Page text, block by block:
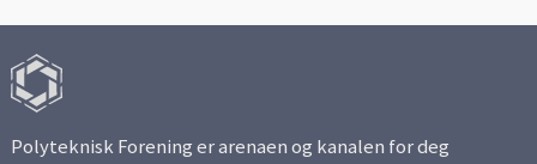
Side 4
Polyteknisk Forening er arenaen og kanalen for deg